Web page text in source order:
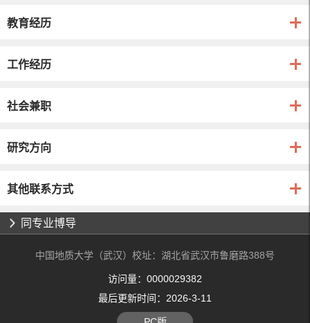
教育经历
工作经历
社会兼职
研究方向
其他联系方式
同专业博导
中国地质大学（武汉）校址：湖北省武汉市鲁磨路388号
访问量： 0000029382
最后更新时间： 2026-3-11